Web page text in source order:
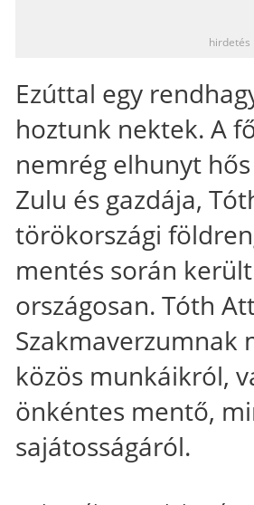
hirdetés
Ezúttal egy
hoztunk nektek. A
nemrég elhunyt
Zulu és gazdája,
törökországi
mentés során
országosan. Tóth
Szakmaverzumnak
közös munkáikról,
önkéntes mentő,
sajátosságáról.